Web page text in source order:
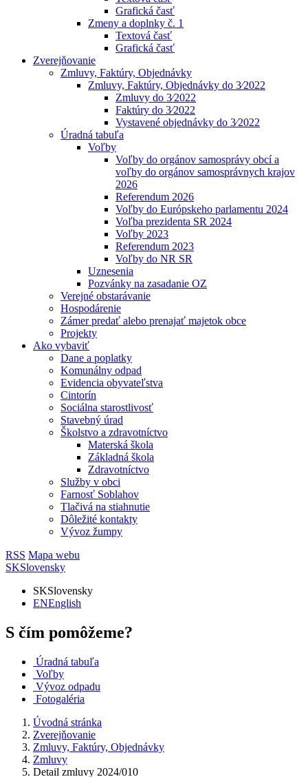
Grafická časť
Zmeny a doplnky č. 1
Textová časť
Grafická časť
Zverejňovanie
Zmluvy, Faktúry, Objednávky
Zmluvy, Faktúry, Objednávky do 3⁄2022
Zmluvy do 3⁄2022
Faktúry do 3⁄2022
Vystavené objednávky do 3⁄2022
Úradná tabuľa
Voľby
Voľby do orgánov samosprávy obcí a
voľby do orgánov samosprávnych krajov
2026
Referendum 2026
Voľby do Európskeho parlamentu 2024
Voľba prezidenta SR 2024
Voľby 2023
Referendum 2023
Voľby do NR SR
Uznesenia
Pozvánky na zasadanie OZ
Verejné obstarávanie
Hospodárenie
Zámer predať alebo prenajať majetok obce
Projekty
Ako vybaviť
Dane a poplatky
Komunálny odpad
Evidencia obyvateľstva
Cintorín
Sociálna starostlivosť
Stavebný úrad
Školstvo a zdravotníctvo
Materská škola
Základná škola
Zdravotníctvo
Služby v obci
Farnosť Soblahov
Tlačivá na stiahnutie
Dôležité kontakty
Vývoz žumpy
RSS Mapa webu
SKSlovensky
SKSlovensky
ENEnglish
S čím pomôžeme?
Úradná tabuľa
Voľby
Vývoz odpadu
Fotogaléria
Úvodná stránka
Zverejňovanie
Zmluvy, Faktúry, Objednávky
Zmluvy
Detail zmluvy 2024/010